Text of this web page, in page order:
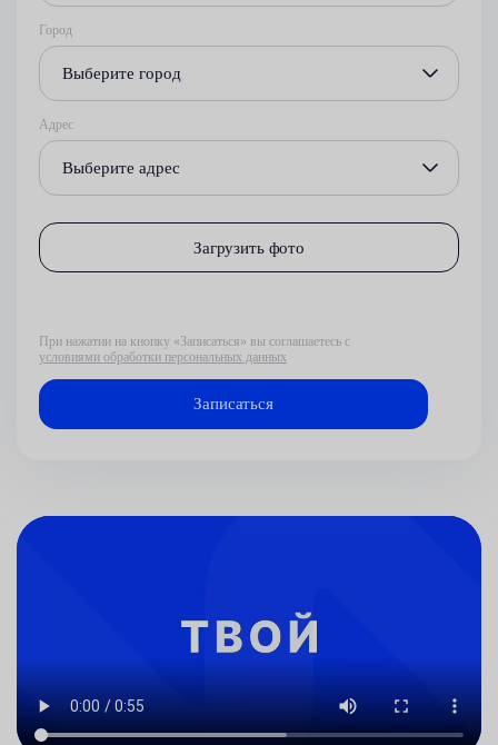
Город
Выберите город
Адрес
Выберите адрес
Загрузить фото
При нажатии на кнопку «Записаться» вы соглашаетесь с
условиями обработки персональных данных